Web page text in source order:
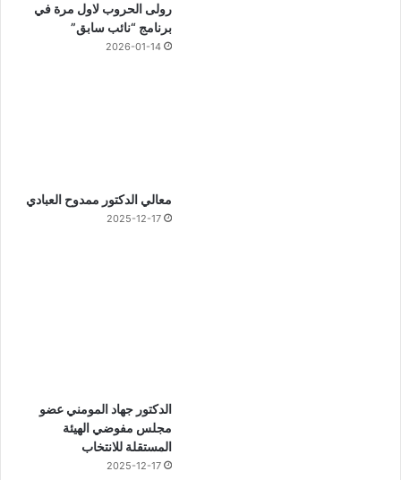
رولى الحروب لاول مرة في
برنامج “نائب سابق”
2026-01-14
معالي الدكتور ممدوح العبادي
2025-12-17
الدكتور جهاد المومني عضو
مجلس مفوضي الهيئة
المستقلة للانتخاب
2025-12-17